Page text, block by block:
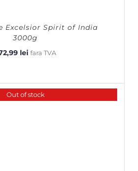
Excelsior Spirit of India
3000g
lei fara TVA
Out of stock